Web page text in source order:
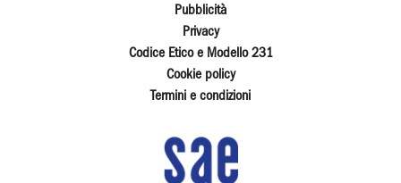
Pubblicità
Privacy
Codice Etico e Modello 231
Cookie policy
Termini e condizioni